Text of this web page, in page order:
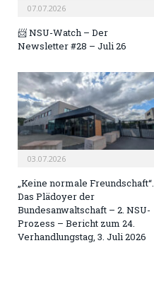
07.07.2026
📨 NSU-Watch – Der
Newsletter #28 – Juli 26
03.07.2026
„Keine normale Freundschaft“.
Das Plädoyer der
Bundesanwaltschaft – 2. NSU-
Prozess – Bericht zum 24.
Verhandlungstag, 3. Juli 2026